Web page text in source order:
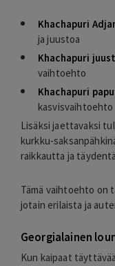
Khachapuri
ja juustoa
Khachapuri
vaihtoehto
Khachapuri
kasvisvaihtoehto
Lisäksi jaettavaksi
kurkku-
raikkautta ja
Tämä vaihtoehto on
jotain erilaista ja
Georgialainen
Kun kaipaat